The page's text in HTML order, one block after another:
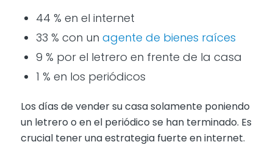
44 % en el internet
33 % con un agente de bienes raíces
9 % por el letrero en frente de la casa
1 % en los periódicos
Los días de vender su casa solamente poniendo
un letrero o en el periódico se han terminado. Es
crucial tener una estrategia fuerte en internet.